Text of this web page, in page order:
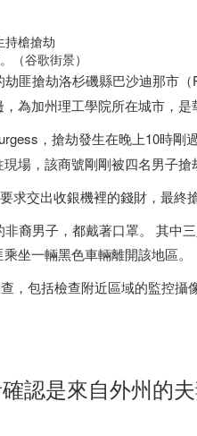
（谷歌街景）
匪搶劫洛杉磯縣巴沙迪那市（
為加州理工學院所在城市，是
，搶劫發生在晚上10時剛
場，該商號剛剛被四名男子搶
求交出收銀機裡的錢財，最終
裔男子，都戴著口罩。 其中
坐一輛黑色車輛離開該地區。
，包括檢查附近區域的監控攝
認是來自外州的